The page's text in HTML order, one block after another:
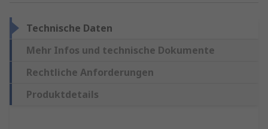
Technische Daten
Mehr Infos und technische Dokumente
Rechtliche Anforderungen
Produktdetails